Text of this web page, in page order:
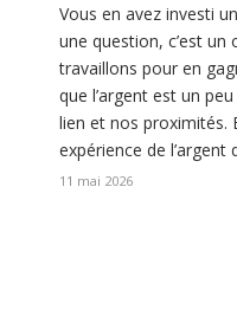
Vous en avez investi
une question, c’est
travaillons pour en
que l’argent est un
lien et nos proximités.
expérience de
11 mai 2026